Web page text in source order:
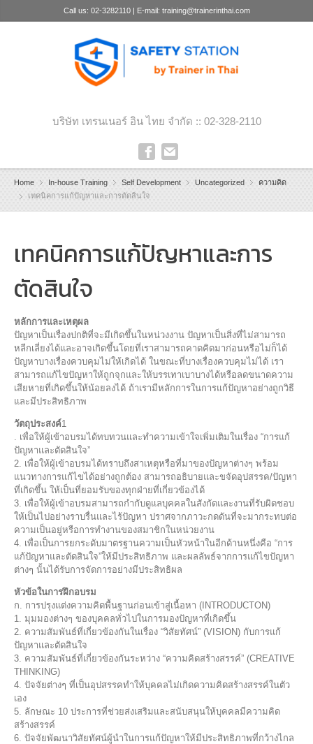
Call us: 02-3282110 | E-mail: training@trainerinthai.com
บริษัท เทรนเนอร์ อิน ไทย จำกัด :: 02-328-2110
Home In-house Training Self Development Uncategorized
ความคิด
เทคนิคการแก้ปัญหาและการตัดสินใจ
เทคนิคการแก้ปัญหาและการ
ตัดสินใจ
หลักการและเหตุผล
ปัญหาเป็นเรื่องปกติที่จะมีเกิดขึ้นในหน่วงงาน ปัญหาเป็นสิ่งที่ไม่สามารถ
หลีกเลี่ยงได้และอาจเกิดขึ้นโดยที่เราสามารถคาดคิดมาก่อนหรือไม่ก็ได้
ปัญหาบางเรื่องควบคุมไม่ให้เกิดได้ ในขณะที่บางเรื่องควบคุมไม่ได้ เรา
สามารถแก้ไขปัญหาให้ถูกจุกและให้บรรเทาเบาบางได้หรือลดขนาดความ
เสียหายที่เกิดขึ้นให้น้อยลงได้ ถ้าเรามีหลักการในการแก้ปัญหาอย่างถูกวิธี
และมีประสิทธิภาพ
วัตถุประสงค์1
. เพื่อให้ผู้เข้าอบรมได้ทบทวนและทำความเข้าใจเพิ่มเติมในเรื่อง “การแก้
ปัญหาและตัดสินใจ”
2. เพื่อให้ผู้เข้าอบรมได้ทราบถึงสาเหตุหรือที่มาของปัญหาต่างๆ พร้อม
แนวทางการแก้ไขได้อย่างถูกต้อง สามารถอธิบายและขจัดอุปสรรค/ปัญหา
ที่เกิดขึ้น ให้เป็นที่ยอมรับของทุกฝ่ายที่เกี่ยวข้องได้
3. เพื่อให้ผู้เข้าอบรมสามารถกำกับดูแลบุคคลในสังกัดและงานที่รับผิดชอบ
ให้เป็นไปอย่างราบรื่นและไร้ปัญหา ปราศจากภาวะกดดันที่จะมากระทบต่อ
ความเป็นอยู่หรือการทำงานของสมาชิกในหน่วยงาน
4. เพื่อเป็นการยกระดับมาตรฐานความเป็นหัวหน้าในอีกด้านหนึ่งคือ “การ
แก้ปัญหาและตัดสินใจ”ให้มีประสิทธิภาพ และผลลัพธ์จากการแก้ไขปัญหา
ต่างๆ นั้นได้รับการจัดการอย่างมีประสิทธิผล
หัวข้อในการฝึกอบรม
ก. การปรุงแต่งความคิดพื้นฐานก่อนเข้าสู่เนื้อหา (INTRODUCTON)
1. มุมมองต่างๆ ของบุคคลทั่วไปในการมองปัญหาที่เกิดขึ้น
2. ความสัมพันธ์ที่เกี่ยวข้องกันในเรื่อง “วิสัยทัศน์” (VISION) กับการแก้
ปัญหาและตัดสินใจ
3. ความสัมพันธ์ที่เกี่ยวข้องกันระหว่าง “ความคิดสร้างสรรค์” (CREATIVE
THINKING)
4. ปัจจัยต่างๆ ที่เป็นอุปสรรคทำให้บุคคลไม่เกิดความคิดสร้างสรรค์ในตัว
เอง
5. ลักษณะ 10 ประการที่ช่วยส่งเสริมและสนับสนุนให้บุคคลมีความคิด
สร้างสรรค์
6. ปัจจัยพัฒนาวิสัยทัศน์ผู้นำในการแก้ปัญหาให้มีประสิทธิภาพที่กว้างไกล